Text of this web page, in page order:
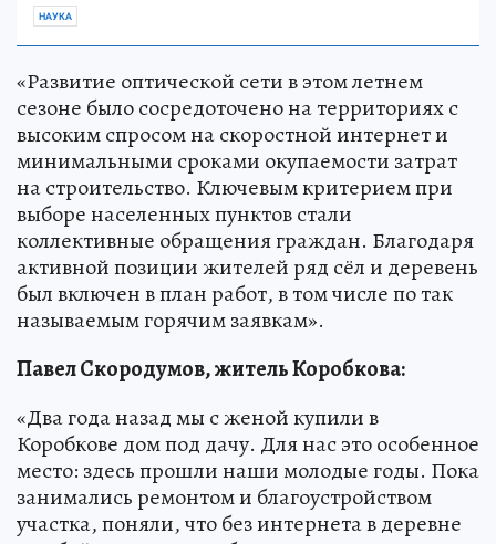
НАУКА
«Развитие оптической сети в этом летнем
сезоне было сосредоточено на территориях с
высоким спросом на скоростной интернет и
минимальными сроками окупаемости затрат
на строительство. Ключевым критерием при
выборе населенных пунктов стали
коллективные обращения граждан. Благодаря
активной позиции жителей ряд сёл и деревень
был включен в план работ, в том числе по так
называемым горячим заявкам».
Павел Скородумов, житель Коробкова:
«Два года назад мы с женой купили в
Коробкове дом под дачу. Для нас это особенное
место: здесь прошли наши молодые годы. Пока
занимались ремонтом и благоустройством
участка, поняли, что без интернета в деревне